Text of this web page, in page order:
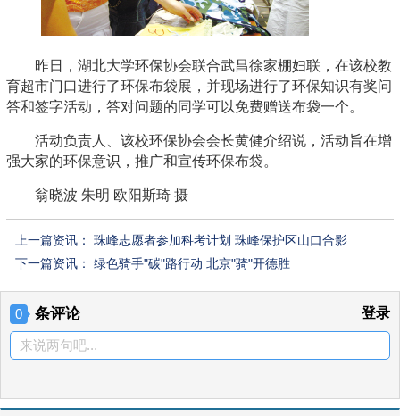
昨日，湖北大学环保协会联合武昌徐家棚妇联，在该校教
育超市门口进行了环保布袋展，并现场进行了环保知识有奖问
答和签字活动，答对问题的同学可以免费赠送布袋一个。
活动负责人、该校环保协会会长黄健介绍说，活动旨在增
强大家的环保意识，推广和宣传环保布袋。
翁晓波 朱明 欧阳斯琦 摄
上一篇资讯： 珠峰志愿者参加科考计划 珠峰保护区山口合影
下一篇资讯： 绿色骑手"碳"路行动 北京"骑"开德胜
0 条评论 登录
来说两句吧...